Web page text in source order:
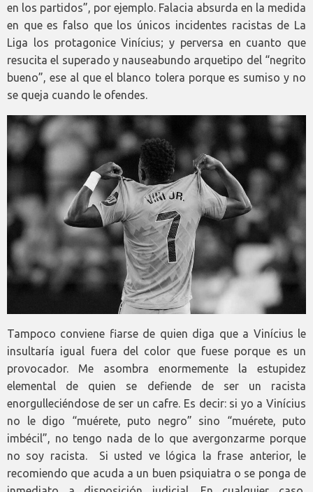
en los partidos”, por ejemplo. Falacia absurda en la medida
en que es falso que los únicos incidentes racistas de La
Liga los protagonice Vinícius; y perversa en cuanto que
resucita el superado y nauseabundo arquetipo del “negrito
bueno”, ese al que el blanco tolera porque es sumiso y no
se queja cuando le ofendes.
Tampoco conviene fiarse de quien diga que a Vinícius le
insultaría igual fuera del color que fuese porque es un
provocador. Me asombra enormemente la estupidez
elemental de quien se defiende de ser un racista
enorgulleciéndose de ser un cafre. Es decir: si yo a Vinícius
no le digo “muérete, puto negro” sino “muérete, puto
imbécil”, no tengo nada de lo que avergonzarme porque
no soy racista. Si usted ve lógica la frase anterior, le
recomiendo que acuda a un buen psiquiatra o se ponga de